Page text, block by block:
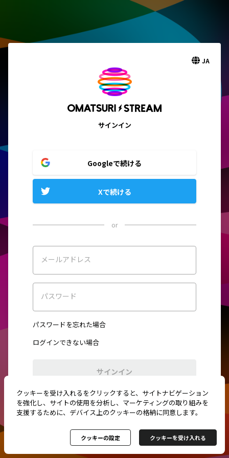
JA
サインイン
Googleで続ける
Xで続ける
or
メールアドレス
パスワード
パスワードを忘れた場合
ログインできない場合
サインイン
初めてご利用ですか？新規登録
クッキーを受け入れるをクリックすると、サイトナビゲーション
を強化し、サイトの使用を分析し、マーケティングの取り組みを
支援するために、デバイス上のクッキーの格納に同意します。
クッキーの設定 クッキーを受け入れる